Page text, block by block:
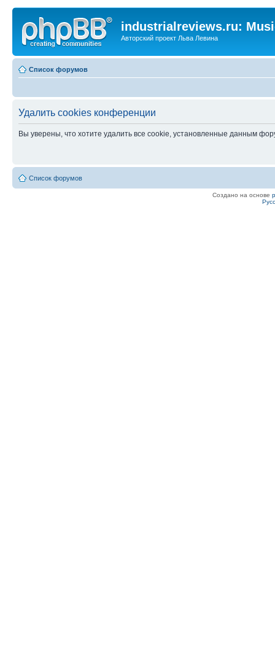
industrialreviews.ru:
Авторский проект Льва Левина
Список форумов
Удалить cookies конференции
Вы уверены, что хотите удалить все cookie, установленные данным
Список форумов
Создано на основе